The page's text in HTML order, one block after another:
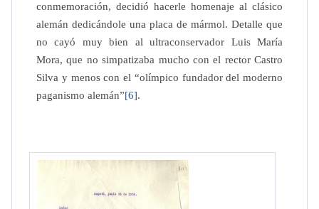
conmemoración, decidió hacerle homenaje al clásico
alemán dedicándole una placa de mármol. Detalle que
no cayó muy bien al ultraconservador Luis María
Mora, que no simpatizaba mucho con el rector Castro
Silva y menos con el “olímpico fundador del moderno
paganismo alemán”[6].